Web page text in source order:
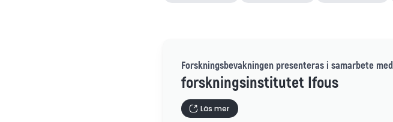
Forskningsbevakningen presenteras i samarbete med
forskningsinstitutet Ifous
Läs mer